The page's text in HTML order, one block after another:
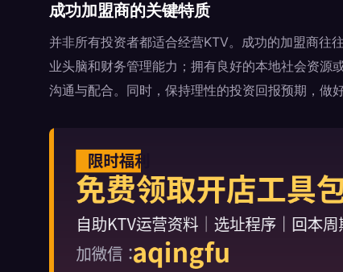
成功加盟商的关键特质
并非所有投资者都适合经营KTV。成功的加盟商往
业头脑和财务管理能力；拥有良好的本地社会资源
沟通与配合。同时，保持理性的投资回报预期，做